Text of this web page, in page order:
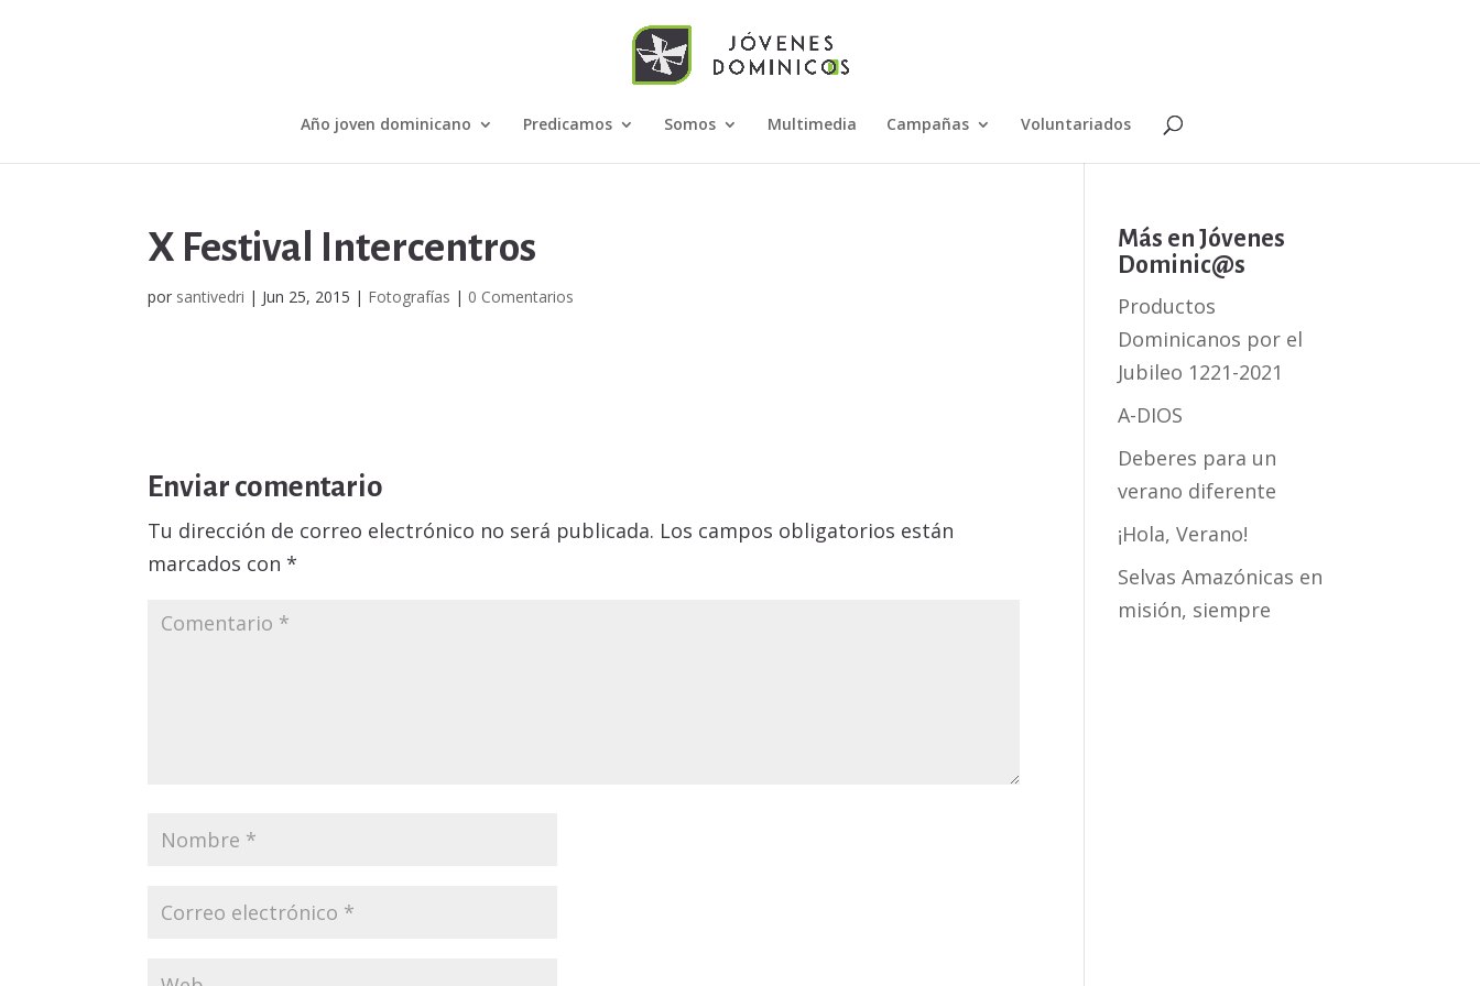
Año joven dominicano Predicamos Somos Multimedia Campañas Voluntariados
X Festival Intercentros
por santivedri | Jun 25, 2015 | Fotografías | 0 Comentarios
Enviar comentario
Tu dirección de correo electrónico no será publicada. Los campos obligatorios están
marcados con*
Más en Jóvenes
Dominic@s
Productos
Dominicanos por el
Jubileo 1221-2021
A-DIOS
Deberes para un
verano diferente
¡Hola, Verano!
Selvas Amazónicas en
misión, siempre